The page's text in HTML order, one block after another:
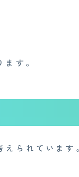
す。
られています